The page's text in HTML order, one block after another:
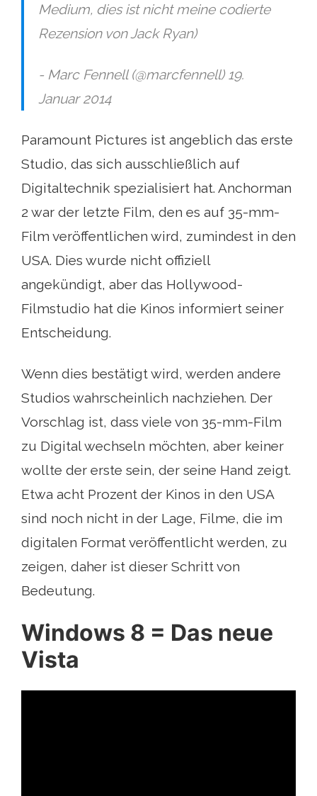
Medium, dies ist nicht meine codierte
Rezension von Jack Ryan)
- Marc Fennell (@marcfennell) 19.
Januar 2014
Paramount Pictures ist angeblich das erste
Studio, das sich ausschließlich auf
Digitaltechnik spezialisiert hat. Anchorman
2 war der letzte Film, den es auf 35-mm-
Film veröffentlichen wird, zumindest in den
USA. Dies wurde nicht offiziell
angekündigt, aber das Hollywood-
Filmstudio hat die Kinos informiert seiner
Entscheidung.
Wenn dies bestätigt wird, werden andere
Studios wahrscheinlich nachziehen. Der
Vorschlag ist, dass viele von 35-mm-Film
zu Digital wechseln möchten, aber keiner
wollte der erste sein, der seine Hand zeigt.
Etwa acht Prozent der Kinos in den USA
sind noch nicht in der Lage, Filme, die im
digitalen Format veröffentlicht werden, zu
zeigen, daher ist dieser Schritt von
Bedeutung.
Windows 8 = Das neue
Vista